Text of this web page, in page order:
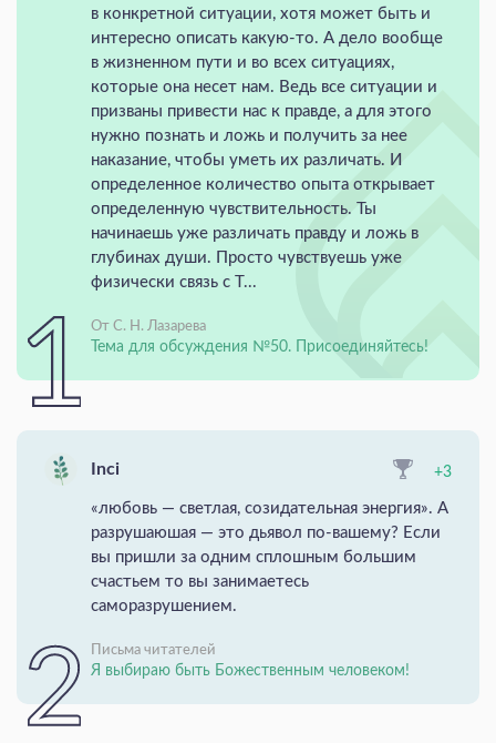
в конкретной ситуации, хотя может быть и
интересно описать какую-то. А дело вообще
в жизненном пути и во всех ситуациях,
которые она несет нам. Ведь все ситуации и
призваны привести нас к правде, а для этого
нужно познать и ложь и получить за нее
наказание, чтобы уметь их различать. И
определенное количество опыта открывает
определенную чувствительность. Ты
начинаешь уже различать правду и ложь в
глубинах души. Просто чувствуешь уже
физически связь с Т...
От С. Н. Лазарева
Тема для обсуждения №50. Присоединяйтесь!
Inci +3
«любовь — светлая, созидательная энергия». А
разрушаюшая — это дьявол по-вашему? Если
вы пришли за одним сплошным большим
счастьем то вы занимаетесь
саморазрушением.
Письма читателей
Я выбираю быть Божественным человеком!